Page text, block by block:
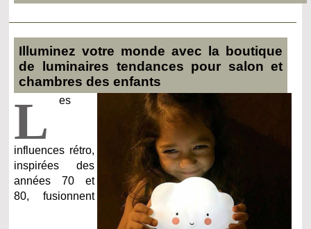
Illuminez votre monde avec la boutique
de luminaires tendances pour salon et
chambres des enfants
L es
influences rétro,
inspirées des
années 70 et
80, fusionnent